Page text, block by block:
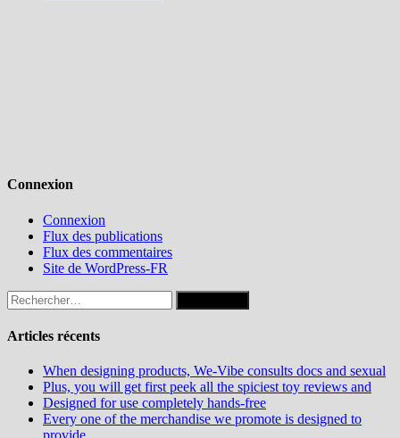
Connexion
Connexion
Flux des publications
Flux des commentaires
Site de WordPress-FR
Rechercher :
Articles récents
When designing products, We-Vibe consults docs and sexual
Plus, you will get first peek all the spiciest toy reviews and
Designed for use completely hands-free
Every one of the merchandise we promote is designed to